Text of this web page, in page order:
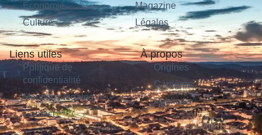
Économie
Culture
Magazine
Légales
Liens utiles
Politique de
confidentialité
Mentions légales
Contact
À propos
Origines
Carrières
Publicité